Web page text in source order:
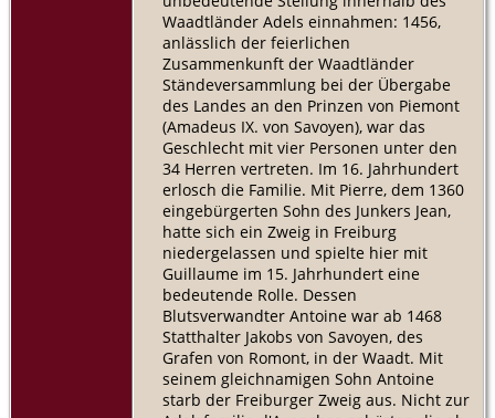
Waadtländer Adels einnahmen: 1456,
anlässlich der feierlichen
Zusammenkunft der Waadtländer
Ständeversammlung bei der Übergabe
des Landes an den Prinzen von Piemont
(Amadeus IX. von Savoyen), war das
Geschlecht mit vier Personen unter den
34 Herren vertreten. Im 16. Jahrhundert
erlosch die Familie. Mit Pierre, dem 1360
eingebürgerten Sohn des Junkers Jean,
hatte sich ein Zweig in Freiburg
niedergelassen und spielte hier mit
Guillaume im 15. Jahrhundert eine
bedeutende Rolle. Dessen
Blutsverwandter Antoine war ab 1468
Statthalter Jakobs von Savoyen, des
Grafen von Romont, in der Waadt. Mit
seinem gleichnamigen Sohn Antoine
starb der Freiburger Zweig aus. Nicht zur